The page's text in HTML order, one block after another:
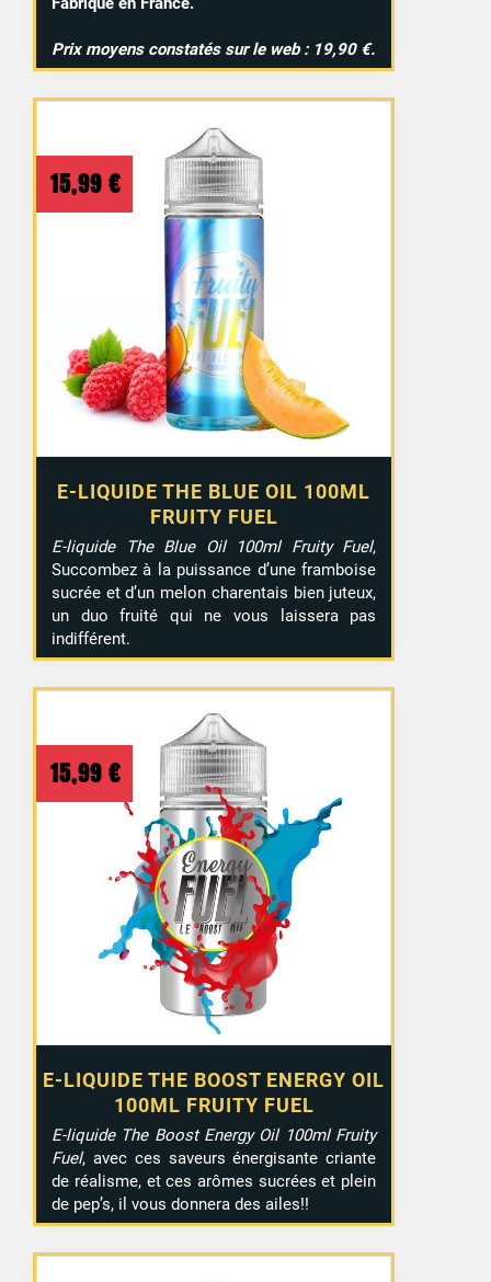
Prix moyens constatés sur le web : 19,90 €.
E-LIQUIDE THE BLUE OIL 100ML
FRUITY FUEL
15,99 €
E-liquide The Blue Oil 100ml Fruity Fuel,
Succombez à la puissance d’une framboise
sucrée et d’un melon charentais bien juteux,
un duo fruité qui ne vous laissera pas
indifférent.
E-LIQUIDE THE BOOST ENERGY OIL
100ML FRUITY FUEL
15,99 €
E-liquide The Boost Energy Oil 100ml Fruity
Fuel, avec ces saveurs énergisante criante
de réalisme, et ces arômes sucrées et plein
de pep’s, il vous donnera des ailes!!